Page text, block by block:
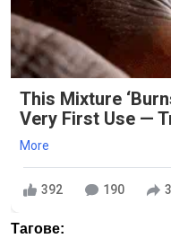
This Mixture
Very First Use —
More
392 190
Тагове: